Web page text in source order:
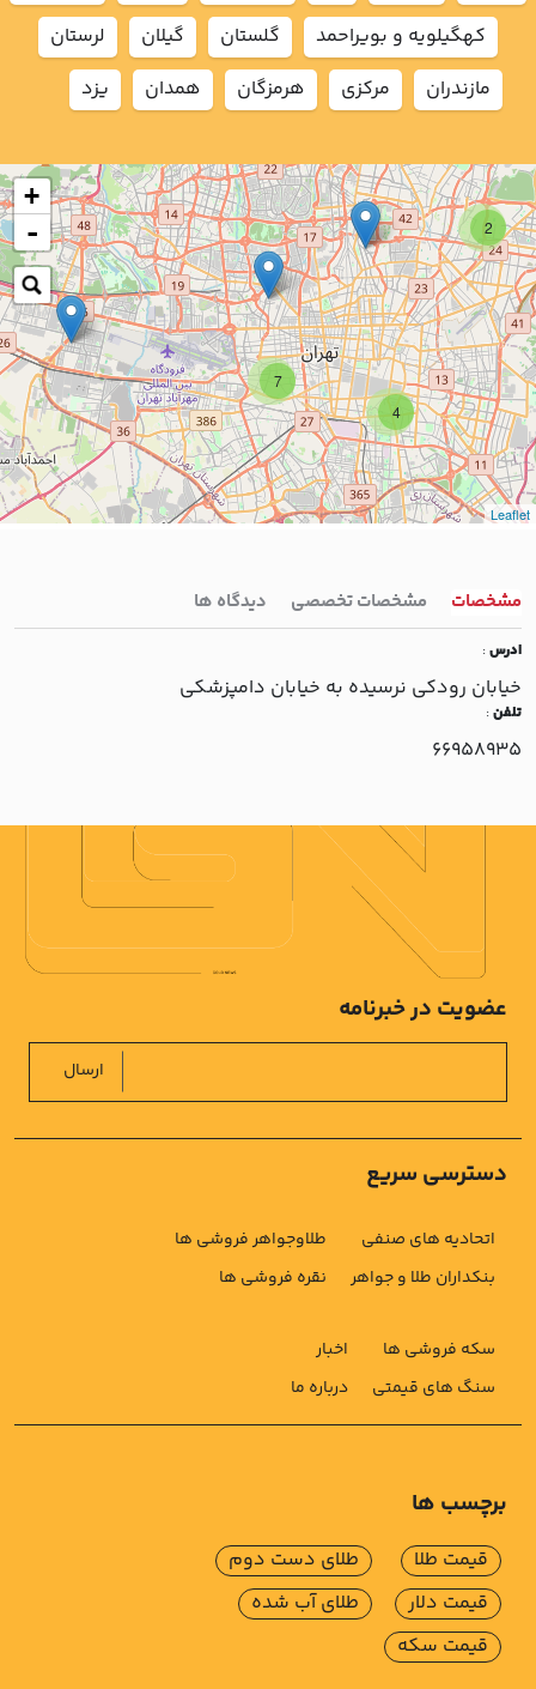
7
2
4
+
-
Leaflet
كهگيلويه و بويراحمد
گلستان گيلان
لرستان
مازندران
مركزي هرمزگان همدان يزد
مشخصات مشخصات تخصصی دیدگاه ها
ادرس:
خيابان رودکي نرسيده به خيابان دامپزشکي
تلفن:
66958935
دسترسی سریع
اتحادیه های صنفی
بنکداران طلا و جواهر
طلاوجواهر فروشی ها
نقره فروشی ها
سکه فروشی ها
سنگ های قیمتی
اخبار
درباره ما
عضویت در خبرنامه
ارسال
برچسب ها
قیمت طلا
قیمت دلار
قیمت سکه
طلای دست دوم
طلای آب شده